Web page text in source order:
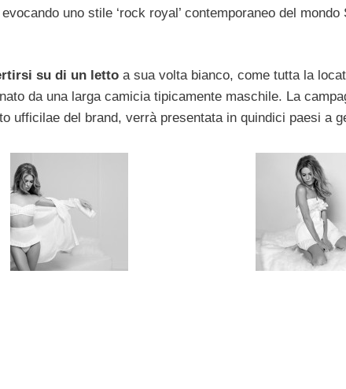
evocando uno stile ‘rock royal’ contemporaneo del mondo
su di un letto a sua volta bianco, come tutta la
da una larga camicia tipicamente maschile. La
ufficilae del brand, verrà presentata in quindici paesi a